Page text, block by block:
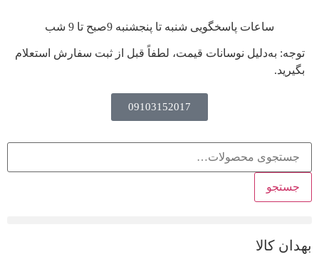
ساعات پاسخگویی شنبه تا پنجشنبه 9صبح تا 9 شب
توجه: به‌دلیل نوسانات قیمت، لطفاً قبل از ثبت سفارش استعلام
بگیرید.
09103152017
جستجو
بهدان کالا